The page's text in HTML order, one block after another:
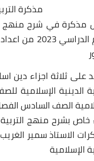
مذكرة
مذكرة في شرح منهج
للعام
على ثلاثة اجزاء
الصف السادس
الاستاذ سمير
الإسلامية